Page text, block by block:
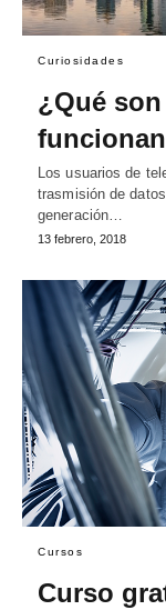
Curiosidades
¿Qué
Los usuarios de
trasmisión de
generación…
13 febrero, 2018
Cursos
Curso